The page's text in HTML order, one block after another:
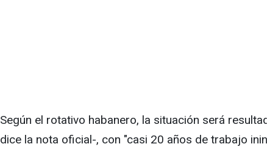
Según el rotativo habanero, la situación será
dice la nota oficial-, con "casi 20 años de trabajo